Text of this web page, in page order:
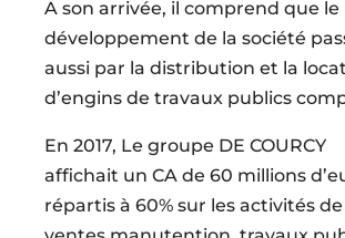
A son arrivée, il comprend que le
développement de la société
aussi par la distribution et la
d’engins de travaux publics
En 2017, Le groupe DE COURCY
affichait un CA de 60 millions
répartis à 60% sur les activités de